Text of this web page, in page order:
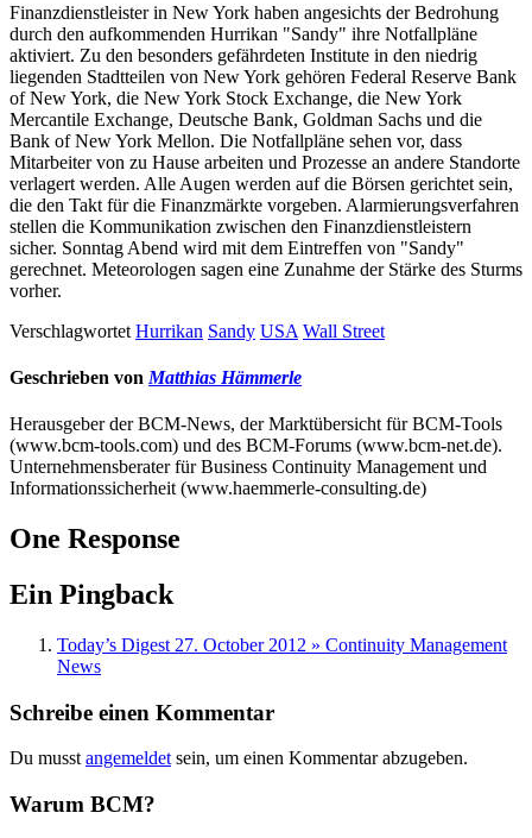
Finanzdienstleister in New York haben angesichts der Bedrohung
durch den aufkommenden Hurrikan "Sandy" ihre Notfallpläne
aktiviert. Zu den besonders gefährdeten Institute in den niedrig
liegenden Stadtteilen von New York gehören Federal Reserve Bank
of New York, die New York Stock Exchange, die New York
Mercantile Exchange, Deutsche Bank, Goldman Sachs und die
Bank of New York Mellon. Die Notfallpläne sehen vor, dass
Mitarbeiter von zu Hause arbeiten und Prozesse an andere Standorte
verlagert werden. Alle Augen werden auf die Börsen gerichtet sein,
die den Takt für die Finanzmärkte vorgeben. Alarmierungsverfahren
stellen die Kommunikation zwischen den Finanzdienstleistern
sicher. Sonntag Abend wird mit dem Eintreffen von "Sandy"
gerechnet. Meteorologen sagen eine Zunahme der Stärke des Sturms
vorher.
Verschlagwortet Hurrikan Sandy USA Wall Street
Geschrieben von Matthias Hämmerle
Herausgeber der BCM-News, der Marktübersicht für BCM-Tools
(www.bcm-tools.com) und des BCM-Forums (www.bcm-net.de).
Unternehmensberater für Business Continuity Management und
Informationssicherheit (www.haemmerle-consulting.de)
One Response
Ein Pingback
Today’s Digest 27. October 2012 » Continuity Management
News
Schreibe einen Kommentar
Du musst angemeldet sein, um einen Kommentar abzugeben.
Warum BCM?